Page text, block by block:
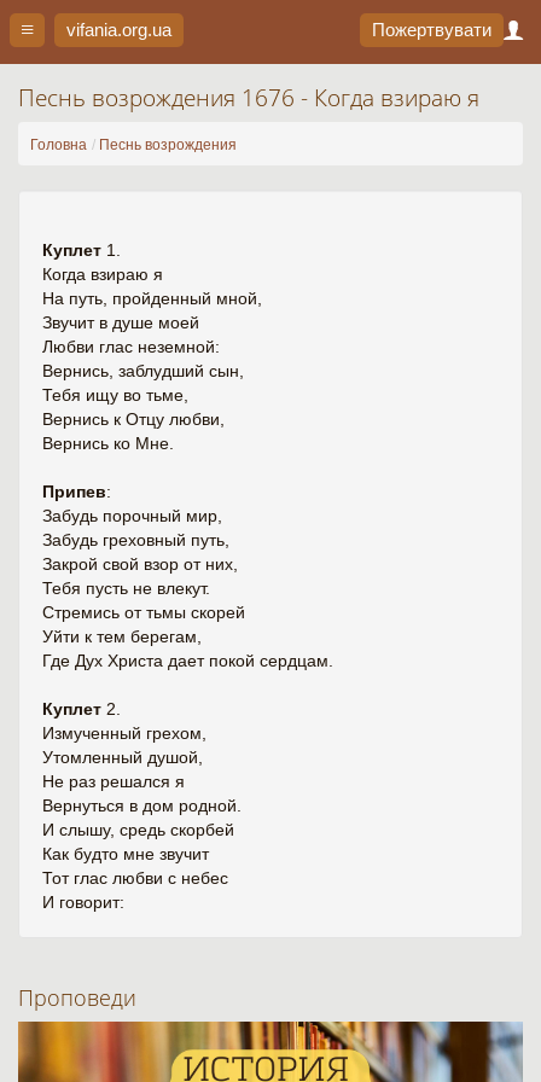
vifania.org.ua Пожертвувати
Песнь возрождения 1676 - Когда взираю я
Головна Песнь возрождения
Куплет 1.
Когда взираю я
На путь, пройденный мной,
Звучит в душе моей
Любви глас неземной:
Вернись, заблудший сын,
Тебя ищу во тьме,
Вернись к Отцу любви,
Вернись ко Мне.
Припев:
Забудь порочный мир,
Забудь греховный путь,
Закрой свой взор от них,
Тебя пусть не влекут.
Стремись от тьмы скорей
Уйти к тем берегам,
Где Дух Христа дает покой сердцам.
Куплет 2.
Измученный грехом,
Утомленный душой,
Не раз решался я
Вернуться в дом родной.
И слышу, средь скорбей
Как будто мне звучит
Тот глас любви с небес
И говорит:
Проповеди